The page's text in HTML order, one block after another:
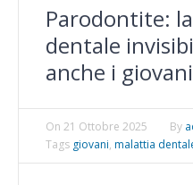
Parodontite:
dentale
anche i giovani
On 21 Ottobre 2025 By
Tags giovani, malattia